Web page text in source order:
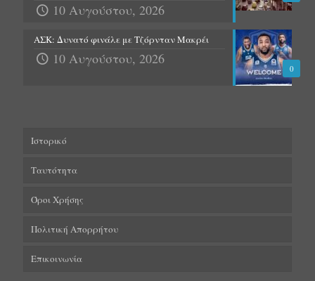
10 Αυγούστου, 2026
0
ΑΣΚ: Δυνατό φινάλε με Τζόρνταν Μακρέι
10 Αυγούστου, 2026
Ιστορικό
Ταυτότητα
Όροι Χρήσης
Πολιτική Απορρήτου
Επικοινωνία